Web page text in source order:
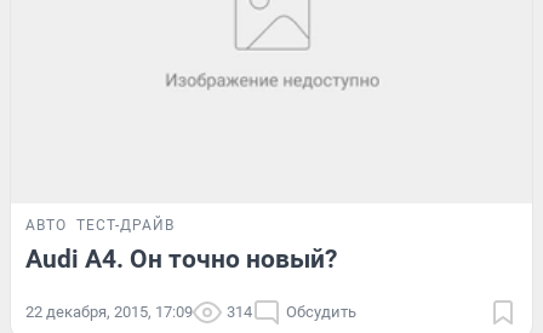
АВТО ТЕСТ-ДРАЙВ
Audi A4. Он точно новый?
22 декабря, 2015, 17:09 314 Обсудить